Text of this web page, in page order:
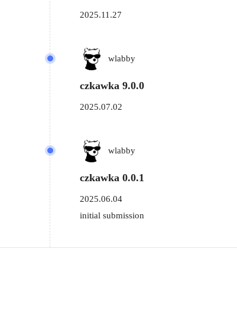
2025.11.27
wlabby
czkawka 9.0.0
2025.07.02
wlabby
czkawka 0.0.1
2025.06.04
initial submission